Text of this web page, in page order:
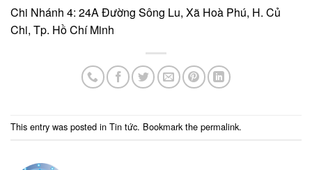
Chi Nhánh 4: 24A Đường Sông Lu, Xã Hoà Phú, H. Củ
Chi, Tp. Hồ Chí Minh
This entry was posted in Tin tức. Bookmark the permalink.